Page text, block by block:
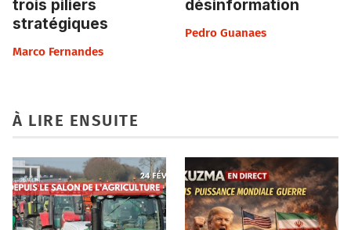
trois piliers
stratégiques
Marco Fernandes
désinformation
Pedro Guanaes
À LIRE ENSUITE